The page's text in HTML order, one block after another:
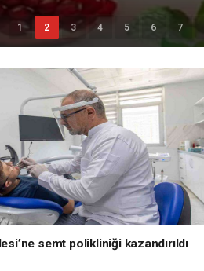
1 2 3 4 5 6 7
semt polikliniği kazandırıldı